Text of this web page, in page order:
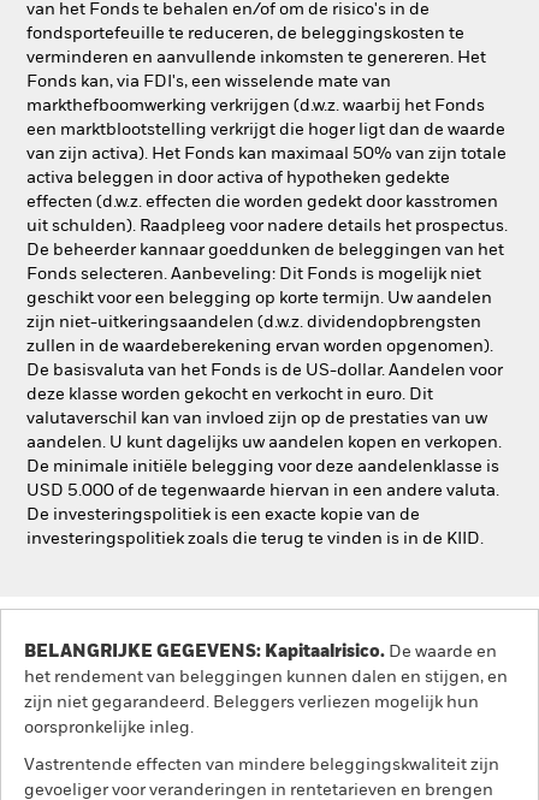
van het Fonds te behalen en/of om de risico's in de
fondsportefeuille te reduceren, de beleggingskosten te
verminderen en aanvullende inkomsten te genereren. Het
Fonds kan, via FDI's, een wisselende mate van
markthefboomwerking verkrijgen (d.w.z. waarbij het Fonds
een marktblootstelling verkrijgt die hoger ligt dan de waarde
van zijn activa). Het Fonds kan maximaal 50% van zijn totale
activa beleggen in door activa of hypotheken gedekte
effecten (d.w.z. effecten die worden gedekt door kasstromen
uit schulden). Raadpleeg voor nadere details het prospectus.
De beheerder kannaar goeddunken de beleggingen van het
Fonds selecteren. Aanbeveling: Dit Fonds is mogelijk niet
geschikt voor een belegging op korte termijn. Uw aandelen
zijn niet-uitkeringsaandelen (d.w.z. dividendopbrengsten
zullen in de waardeberekening ervan worden opgenomen).
De basisvaluta van het Fonds is de US-dollar. Aandelen voor
deze klasse worden gekocht en verkocht in euro. Dit
valutaverschil kan van invloed zijn op de prestaties van uw
aandelen. U kunt dagelijks uw aandelen kopen en verkopen.
De minimale initiële belegging voor deze aandelenklasse is
USD 5.000 of de tegenwaarde hiervan in een andere valuta.
De investeringspolitiek is een exacte kopie van de
investeringspolitiek zoals die terug te vinden is in de KIID.
BELANGRIJKE GEGEVENS: Kapitaalrisico. De waarde en
het rendement van beleggingen kunnen dalen en stijgen, en
zijn niet gegarandeerd. Beleggers verliezen mogelijk hun
oorspronkelijke inleg.
Vastrentende effecten van mindere beleggingskwaliteit zijn
gevoeliger voor veranderingen in rentetarieven en brengen